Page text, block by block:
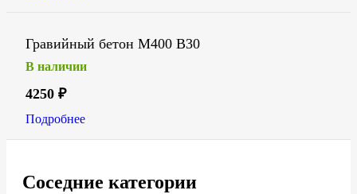
Гравийный бетон М400 В30
В наличии
4250 ₽
Подробнее
Соседние категории